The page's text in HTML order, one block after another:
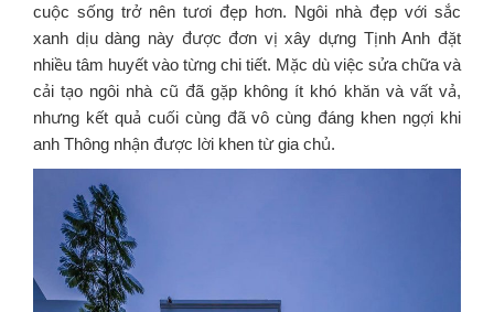
cuộc sống trở nên tươi đẹp hơn. Ngôi nhà đẹp với sắc
xanh dịu dàng này được đơn vị xây dựng Tịnh Anh đặt
nhiều tâm huyết vào từng chi tiết. Mặc dù việc sửa chữa và
cải tạo ngôi nhà cũ đã gặp không ít khó khăn và vất vả,
nhưng kết quả cuối cùng đã vô cùng đáng khen ngợi khi
anh Thông nhận được lời khen từ gia chủ.